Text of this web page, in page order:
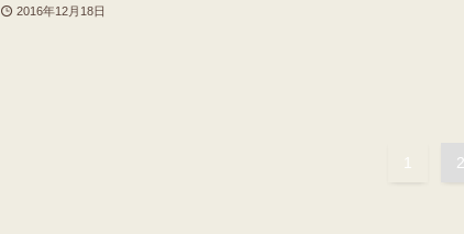
2016年12月18日
1 2